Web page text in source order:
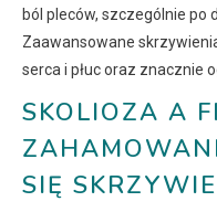
ból pleców, szczególnie po
Zaawansowane
serca i płuc oraz znacznie
SKOLIOZA A
SIĘ